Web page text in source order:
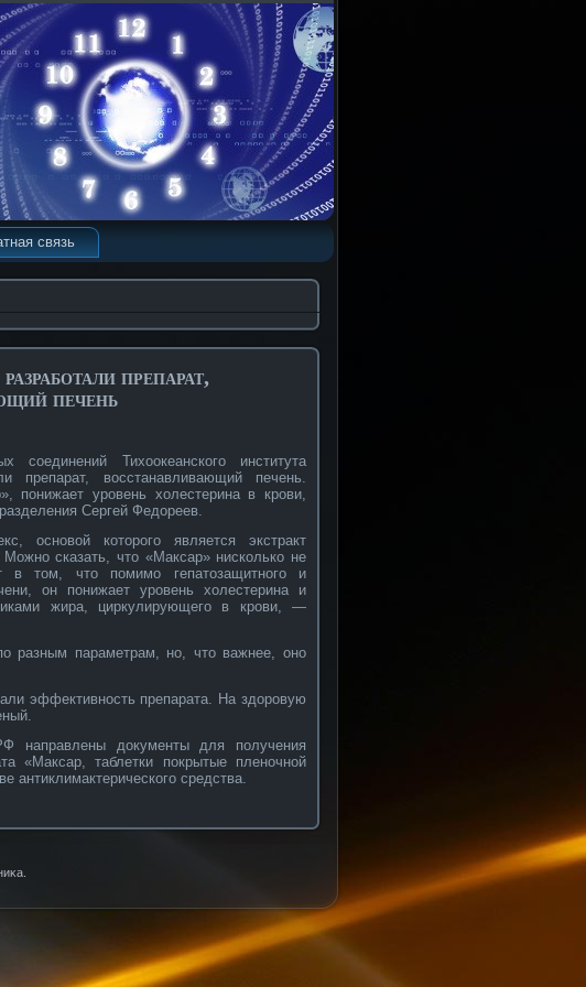
связь
препарат,
печень
соединений Тихоокеанского института
восстанавливающий печень.
понижает уровень холестерина в крови,
Сергей Федореев.
основой которого является экстракт
сказать, что «Максар» нисколько не
в том, что помимо гепатозащитного и
он понижает уровень холестерина и
жира, циркулирующего в крови, —
разным параметрам, но, что важнее, оно
эффективность препарата. На здоровую
направлены документы для получения
«Максар, таблетки покрытые пленочной
антиклимактерического средства.